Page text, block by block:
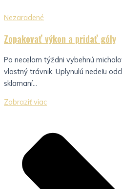
Nezaradené
Zopakovať výkon a pridať góly
Po necelom týždni vybehnú
vlastný trávnik. Uplynulú nedeľu
sklamaní...
Zobraziť viac